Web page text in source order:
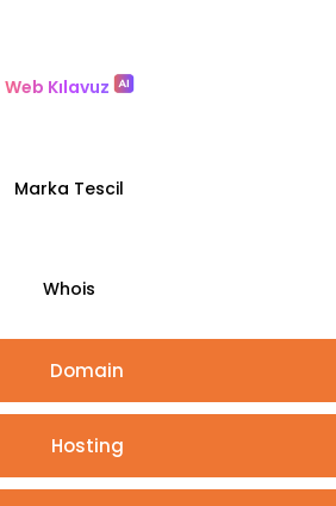
Web Kılavuz
Marka Tescil
Whois
Domain
Hosting